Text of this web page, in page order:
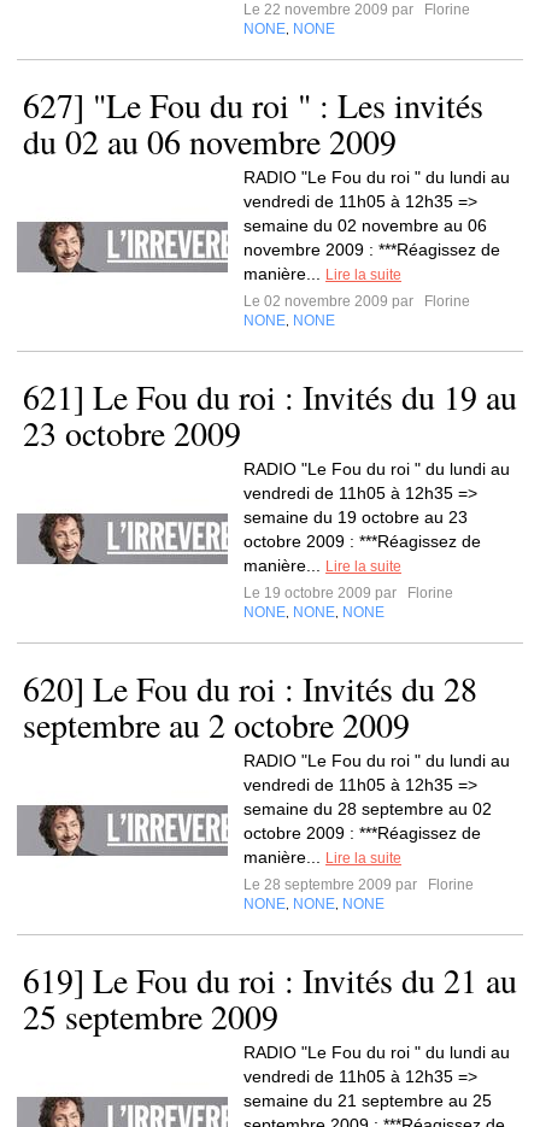
Le 22 novembre 2009 par
Florine
NONE NONE
627] "Le Fou du roi " : Les invités
du 02 au 06 novembre 2009
RADIO "Le Fou du roi " du lundi au
vendredi de 11h05 à 12h35 =>
semaine du 02 novembre au 06
novembre 2009 : ***Réagissez de
manière...
Lire la suite
Le 02 novembre 2009 par
Florine
NONE NONE
621] Le Fou du roi : Invités du 19 au
23 octobre 2009
RADIO "Le Fou du roi " du lundi au
vendredi de 11h05 à 12h35 =>
semaine du 19 octobre au 23
octobre 2009 : ***Réagissez de
manière...
Lire la suite
Le 19 octobre 2009 par
Florine
NONE NONE NONE
620] Le Fou du roi : Invités du 28
septembre au 2 octobre 2009
RADIO "Le Fou du roi " du lundi au
vendredi de 11h05 à 12h35 =>
semaine du 28 septembre au 02
octobre 2009 : ***Réagissez de
manière...
Lire la suite
Le 28 septembre 2009 par
Florine
NONE NONE NONE
619] Le Fou du roi : Invités du 21 au
25 septembre 2009
RADIO "Le Fou du roi " du lundi au
vendredi de 11h05 à 12h35 =>
semaine du 21 septembre au 25